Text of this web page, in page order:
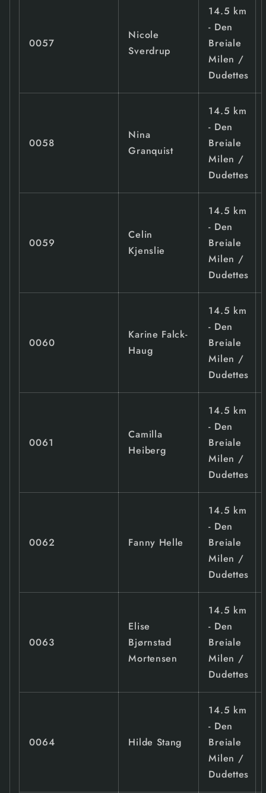
0057
Nicole
Sverdrup
14.5 km
- Den
Breiale
Milen /
Dudettes
0058
Nina
Granquist
14.5 km
- Den
Breiale
Milen /
Dudettes
0059
Celin
Kjenslie
14.5 km
- Den
Breiale
Milen /
Dudettes
0060
Karine Falck-
Haug
14.5 km
- Den
Breiale
Milen /
Dudettes
0061
Camilla
Heiberg
14.5 km
- Den
Breiale
Milen /
Dudettes
0062 Fanny Helle
14.5 km
- Den
Breiale
Milen /
Dudettes
0063
Elise
Bjørnstad
Mortensen
14.5 km
- Den
Breiale
Milen /
Dudettes
0064 Hilde Stang
14.5 km
- Den
Breiale
Milen /
Dudettes